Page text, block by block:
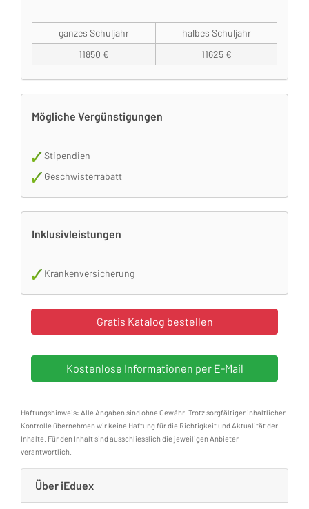
ganzes Schuljahr
halbes Schuljahr
11850 €
11625 €
Mögliche Vergünstigungen
Stipendien
Geschwisterrabatt
Inklusivleistungen
Krankenversicherung
Haftungshinweis: Alle Angaben sind ohne Gewähr. Trotz sorgfältiger inhaltlicher
Kontrolle übernehmen wir keine Haftung für die Richtigkeit und Aktualität der
Inhalte. Für den Inhalt sind ausschliesslich die jeweiligen Anbieter
verantwortlich.
Über iEduex